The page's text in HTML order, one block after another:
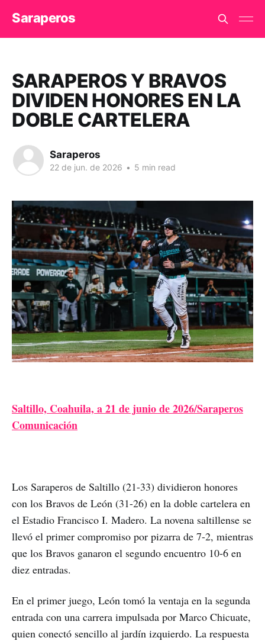
Saraperos
SARAPEROS Y BRAVOS
DIVIDEN HONORES EN LA
DOBLE CARTELERA
Saraperos
22 de jun. de 2026 • 5 min read
Saltillo, Coahuila, a 21 de junio de 2026/Saraperos
Comunicación
Los Saraperos de Saltillo (21-33) dividieron honores
con los Bravos de León (31-26) en la doble cartelera en
el Estadio Francisco I. Madero. La novena saltillense se
llevó el primer compromiso por pizarra de 7-2, mientras
que los Bravos ganaron el segundo encuentro 10-6 en
diez entradas.
En el primer juego, León tomó la ventaja en la segunda
entrada con una carrera impulsada por Marco Chicuate,
quien conectó sencillo al jardín izquierdo. La respuesta